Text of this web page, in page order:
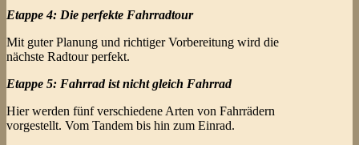
Etappe 4: Die perfekte Fahrradtour
Mit guter Planung und richtiger Vorbereitung wird die
nächste Radtour perfekt.
Etappe 5: Fahrrad ist nicht gleich Fahrrad
Hier werden fünf verschiedene Arten von Fahrrädern
vorgestellt. Vom Tandem bis hin zum Einrad.